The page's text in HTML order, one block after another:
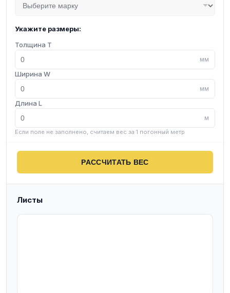
Укажите размеры:
Толщина T
мм
Ширина W
мм
Длина L
м
Если поле не заполнено, считаем вес за 1 погонный метр
РАССЧИТАТЬ ВЕС
Листы